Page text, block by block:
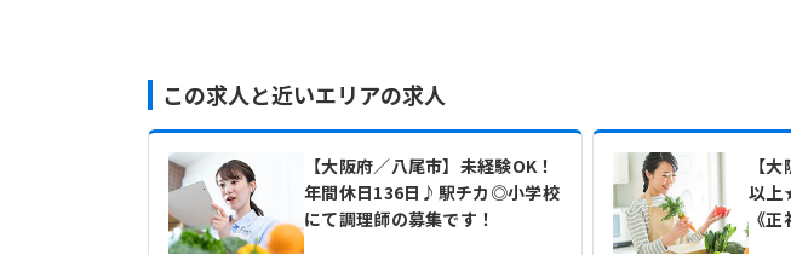
この求人と近いエリアの求人
【大阪府／八尾市】未経験OK！
年間休日136日♪駅チカ◎小学校
にて調理師の募集です！
【
以上
《